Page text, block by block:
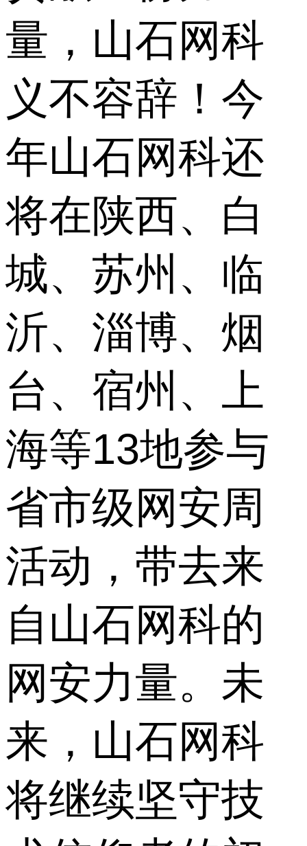
量，山石网科
义不容辞！今
年山石网科还
将在陕西、白
城、苏州、临
沂、淄博、烟
台、宿州、上
海等13地参与
省市级网安周
活动，带去来
自山石网科的
网安力量。未
来，山石网科
将继续坚守技